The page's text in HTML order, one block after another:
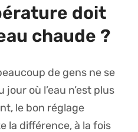
doit
chaude ?
de gens ne se
où l’eau n’est plus
le bon réglage
la différence, à la fois